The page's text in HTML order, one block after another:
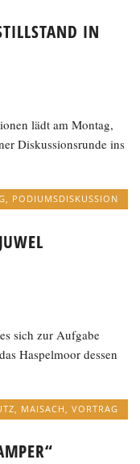
IN
lädt am Montag,
Diskussionsrunde ins
, PODIUMSDISKUSSION
sich zur Aufgabe
Haspelmoor dessen
MAISACH VORTRAG